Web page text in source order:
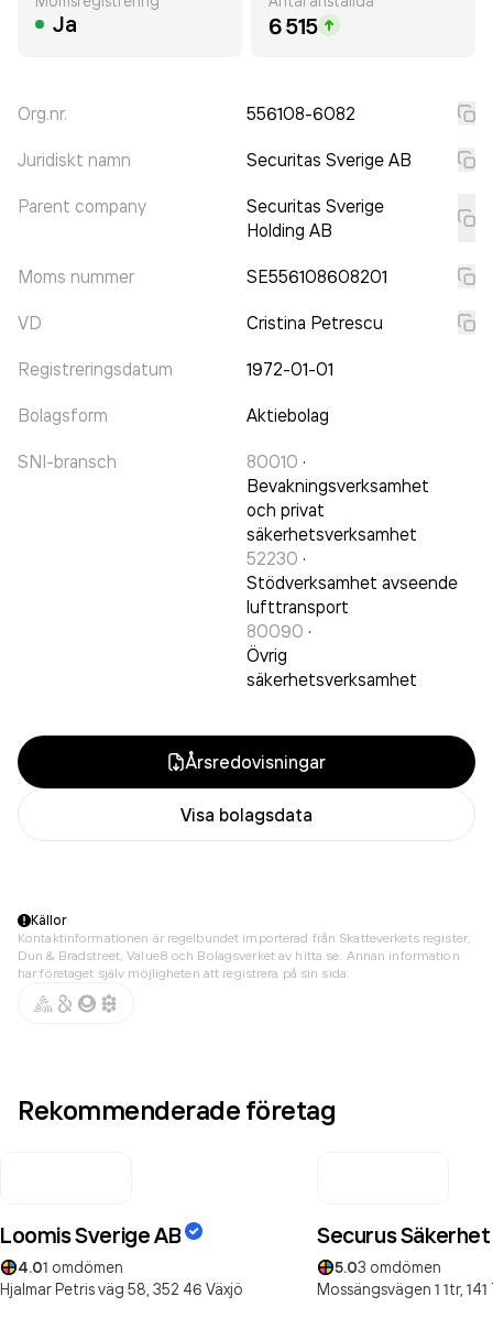
Ja 6 515
Org.nr. 556108-6082
Juridiskt namn Securitas Sverige AB
Parent company
Securitas Sverige
Holding AB
Moms nummer SE556108608201
VD Cristina Petrescu
Registreringsdatum 1972-01-01
Bolagsform Aktiebolag
SNI-bransch 80010 ·
Bevakningsverksamhet
och privat
säkerhetsverksamhet
52230 ·
Stödverksamhet avseende
lufttransport
80090 ·
Övrig
säkerhetsverksamhet
Årsredovisningar
Visa bolagsdata
Källor
Kontaktinformationen är regelbundet importerad från Skatteverkets register,
Dun & Bradstreet, Value8 och Bolagsverket av hitta.se. Annan information
har företaget själv möjligheten att registrera på sin sida.
Rekommenderade företag
Loomis Sverige AB
4.01 omdömen
Hjalmar Petris väg 58, 352 46 Växjö
Securus Säkerhet
5.03 omdömen
Mossängsvägen 1 1tr, 141